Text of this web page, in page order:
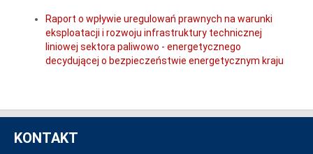
Raport o wpływie uregulowań prawnych na warunki
eksploatacji i rozwoju infrastruktury technicznej
liniowej sektora paliwowo - energetycznego
decydującej o bezpieczeństwie energetycznym kraju
KONTAKT